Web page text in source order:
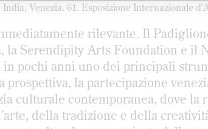
India, Venezia. 61. Esposizione Internazionale
rilevante. Il
Serendipity Arts Foundation e il
pochi anni uno dei principali
la partecipazione
culturale contemporanea, dove la
della tradizione e della